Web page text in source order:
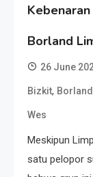
Borland
26 June
Bizkit, Borland
Wes
Meskipun
satu pelopor